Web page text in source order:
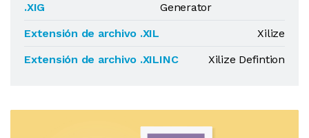
.XIG
Generator
Extensión de archivo .XIL
Xilize
Extensión de archivo .XILINC
Xilize Defintion